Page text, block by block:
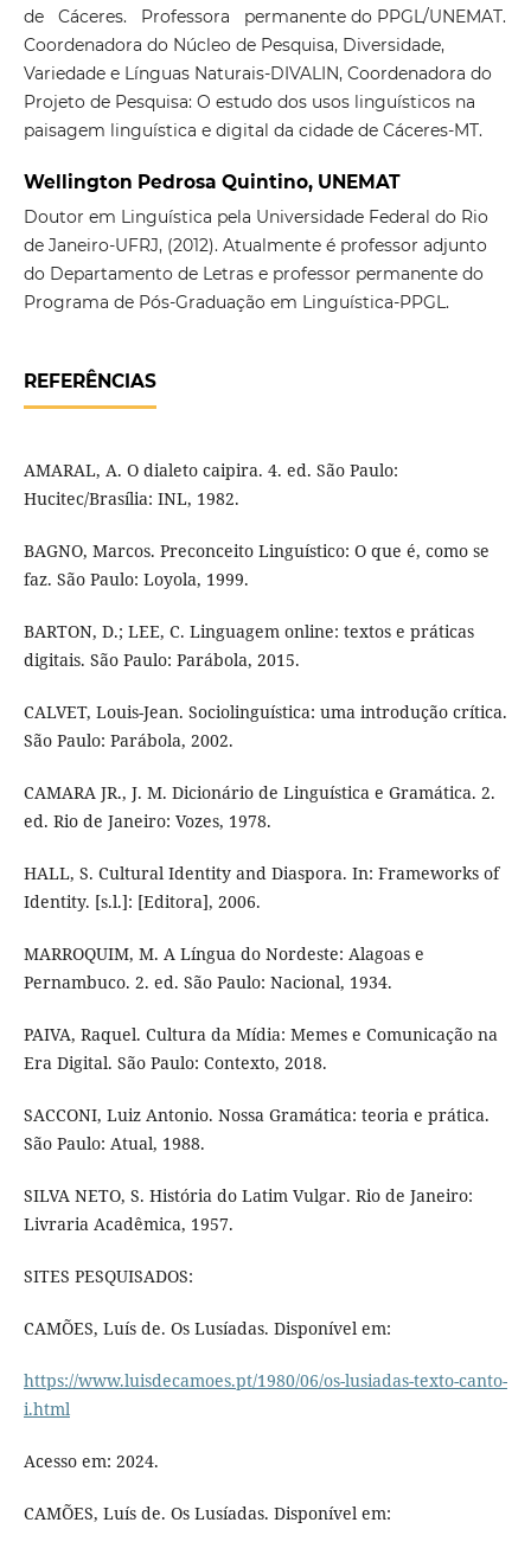
de Cáceres. Professora permanente do PPGL/UNEMAT.
Coordenadora do Núcleo de Pesquisa, Diversidade,
Variedade e Línguas Naturais-DIVALIN, Coordenadora do
Projeto de Pesquisa: O estudo dos usos linguísticos na
paisagem linguística e digital da cidade de Cáceres-MT.
Wellington Pedrosa Quintino, UNEMAT
Doutor em Linguística pela Universidade Federal do Rio
de Janeiro-UFRJ, (2012). Atualmente é professor adjunto
do Departamento de Letras e professor permanente do
Programa de Pós-Graduação em Linguística-PPGL.
REFERÊNCIAS
AMARAL, A. O dialeto caipira. 4. ed. São Paulo:
Hucitec/Brasília: INL, 1982.
BAGNO, Marcos. Preconceito Linguístico: O que é, como se
faz. São Paulo: Loyola, 1999.
BARTON, D.; LEE, C. Linguagem online: textos e práticas
digitais. São Paulo: Parábola, 2015.
CALVET, Louis-Jean. Sociolinguística: uma introdução crítica.
São Paulo: Parábola, 2002.
CAMARA JR., J. M. Dicionário de Linguística e Gramática. 2.
ed. Rio de Janeiro: Vozes, 1978.
HALL, S. Cultural Identity and Diaspora. In: Frameworks of
Identity. [s.l.]: [Editora], 2006.
MARROQUIM, M. A Língua do Nordeste: Alagoas e
Pernambuco. 2. ed. São Paulo: Nacional, 1934.
PAIVA, Raquel. Cultura da Mídia: Memes e Comunicação na
Era Digital. São Paulo: Contexto, 2018.
SACCONI, Luiz Antonio. Nossa Gramática: teoria e prática.
São Paulo: Atual, 1988.
SILVA NETO, S. História do Latim Vulgar. Rio de Janeiro:
Livraria Acadêmica, 1957.
SITES PESQUISADOS:
CAMÕES, Luís de. Os Lusíadas. Disponível em:
https://www.luisdecamoes.pt/1980/06/os-lusiadas-texto-canto-
i.html
Acesso em: 2024.
CAMÕES, Luís de. Os Lusíadas. Disponível em: